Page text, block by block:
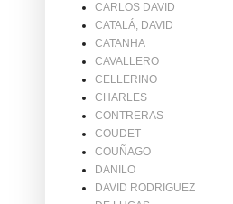
CARLOS DAVID
CATALÁ, DAVID
CATANHA
CAVALLERO
CELLERINO
CHARLES
CONTRERAS
COUDET
COUÑAGO
DANILO
DAVID RODRIGUEZ